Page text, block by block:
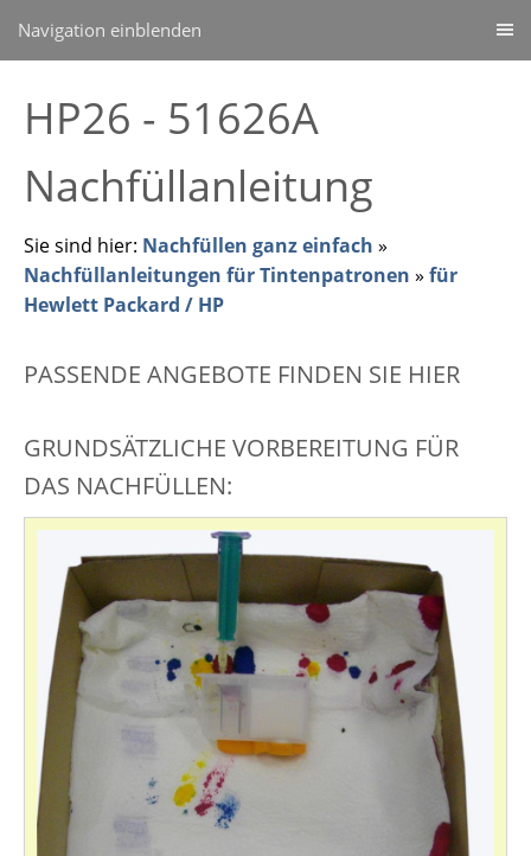
Navigation einblenden
HP26 - 51626A
Nachfüllanleitung
Sie sind hier: Nachfüllen ganz einfach »
Nachfüllanleitungen für Tintenpatronen » für
Hewlett Packard / HP
PASSENDE ANGEBOTE FINDEN SIE HIER
GRUNDSÄTZLICHE VORBEREITUNG FÜR
DAS NACHFÜLLEN: